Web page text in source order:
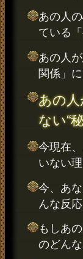
あの人
ている
あの人
関係」
あの
ない“
今現在
いない
今、あ
んな反
もしあ
のどん